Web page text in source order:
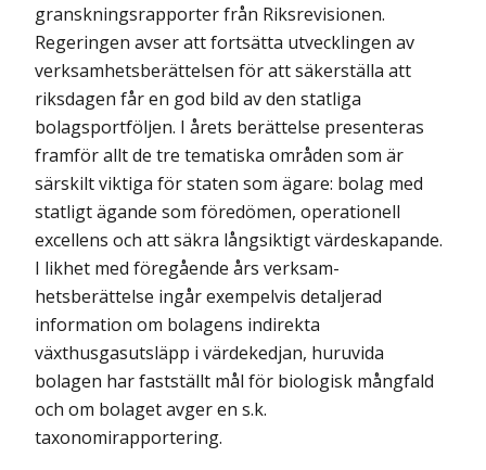
granskningsrapporter från Riksrevisionen.
Regeringen avser att fortsätta utvecklingen av
verksamhetsberättelsen för att säkerställa att
riks­dagen får en god bild av den statliga
bolagsportföljen. I årets berättelse pre­senteras
framför allt de tre tematiska områden som är
särskilt viktiga för staten som ägare: bolag med
statligt ägande som föredömen, operationell
excellens och att säkra långsiktigt värdeskapande.
I likhet med föregående års verksam­
hetsberättelse ingår exempelvis detaljerad
information om bolagens indirekta
växthusgasutsläpp i värdekedjan, huruvida
bolagen har fastställt mål för bio­logisk mångfald
och om bolaget avger en s.k.
taxonomirapportering.